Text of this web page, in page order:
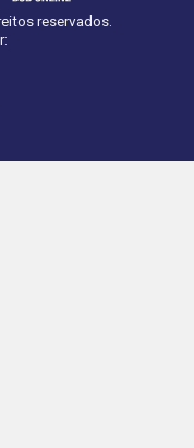
reservados.